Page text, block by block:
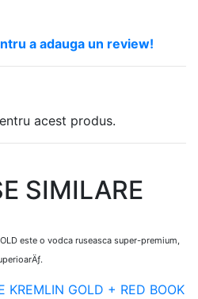
a adauga un review!
acest produs.
SIMILARE
este o vodca ruseasca super-premium,
KREMLIN GOLD + RED BOOK